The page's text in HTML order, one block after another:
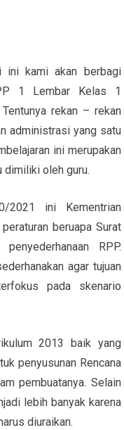
ini kami akan berbagi
1 Lembar Kelas 1
rekan – rekan
administrasi yang satu
ini merupakan
dimiliki oleh guru.
ini Kementrian
beruapa Surat
RPP.
agar tujuan
pada skenario
2013 baik yang
penyusunan Rencana
pembuatanya. Selain
lebih banyak karena
diuraikan.